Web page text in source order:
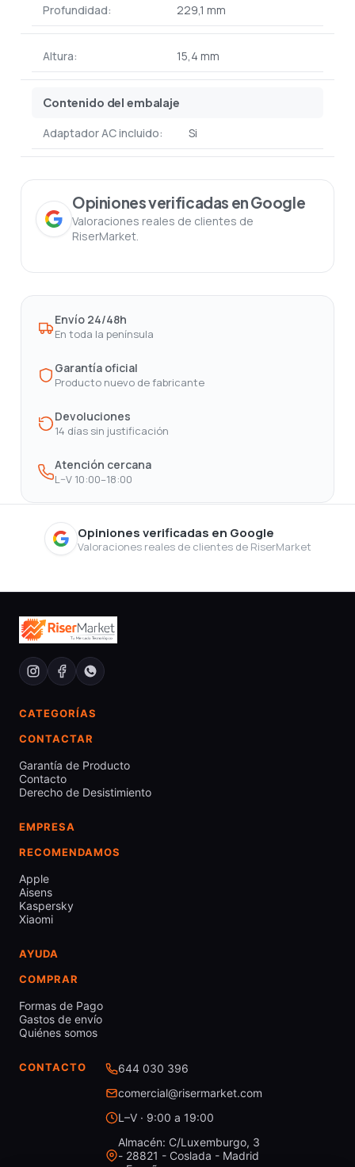
Profundidad: 229,1 mm
Altura: 15,4 mm
Contenido del embalaje
Adaptador AC incluido: Si
Opiniones verificadas en Google
Valoraciones reales de clientes de
RiserMarket.
Envío 24/48h
En toda la península
Garantía oficial
Producto nuevo de fabricante
Devoluciones
14 días sin justificación
Atención cercana
L–V 10:00–18:00
Opiniones verificadas en Google
Valoraciones reales de clientes de RiserMarket
CATEGORÍAS
CONTACTAR
Garantía de Producto
Contacto
Derecho de Desistimiento
EMPRESA
RECOMENDAMOS
Apple
Aisens
Kaspersky
Xiaomi
AYUDA
COMPRAR
Formas de Pago
Gastos de envío
Quiénes somos
CONTACTO
644 030 396
comercial@risermarket.com
L–V · 9:00 a 19:00
Almacén: C/Luxemburgo, 3
- 28821 - Coslada - Madrid